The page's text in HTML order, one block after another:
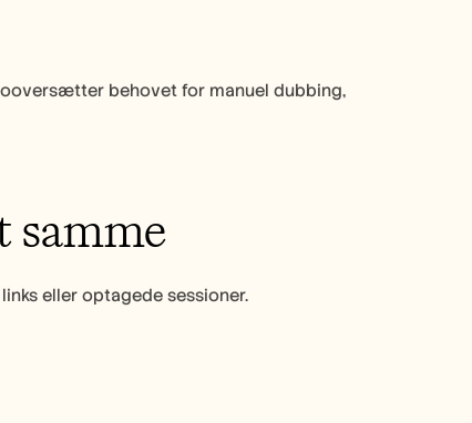
behovet for manuel dubbing,
samme
eller optagede sessioner.